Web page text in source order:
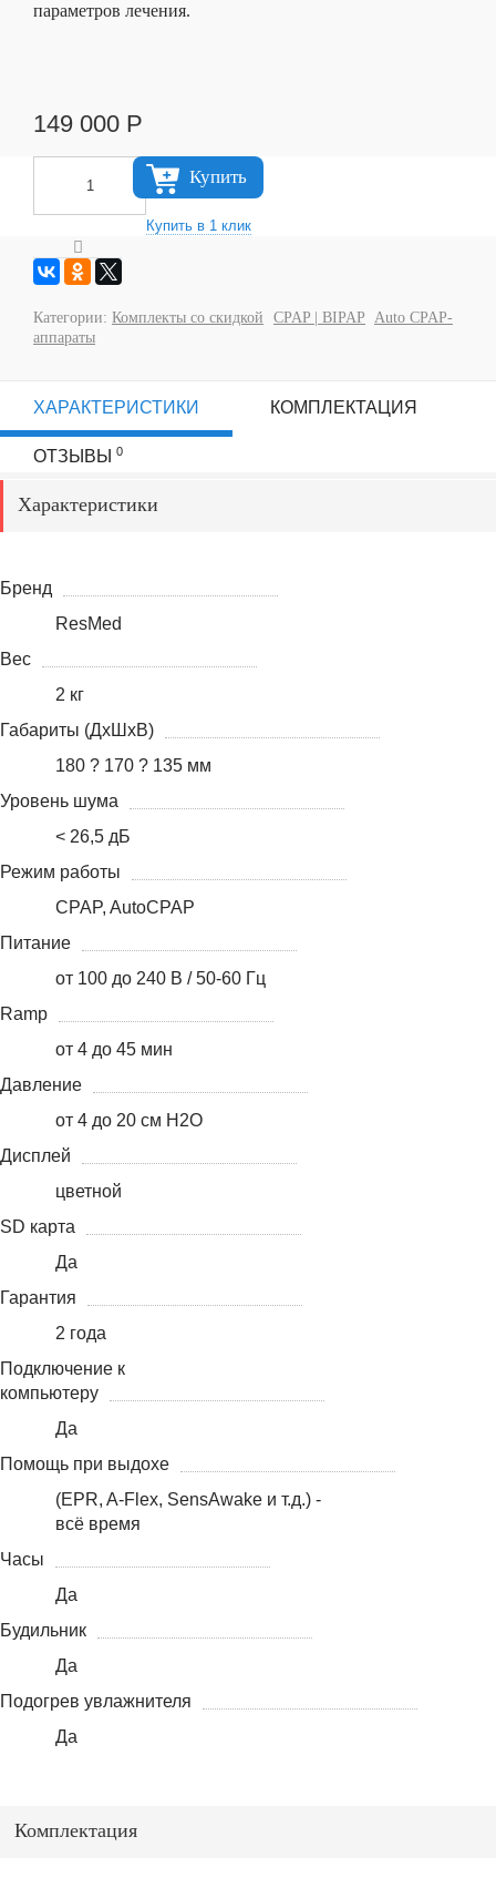
параметров лечения.
149 000 Р
Купить
Категории: Комплекты со скидкой CPAP | BIPAP
Auto CPAP-
аппараты
ХАРАКТЕРИСТИКИ КОМПЛЕКТАЦИЯ
ОТЗЫВЫ 0
Характеристики
Бренд
ResMed
Вес
2 кг
Габариты (ДхШхВ)
180 ? 170 ? 135 мм
Уровень шума
< 26,5 дБ
Режим работы
CPAP, AutoCPAP
Питание
от 100 до 240 В / 50-60 Гц
Ramp
от 4 до 45 мин
Давление
от 4 до 20 см H2O
Дисплей
цветной
SD карта
Да
Гарантия
2 года
Подключение к
компьютеру
Да
Помощь при выдохе
(EPR, A-Flex, SensAwake и т.д.) -
всё время
Часы
Да
Будильник
Да
Подогрев увлажнителя
Да
Комплектация